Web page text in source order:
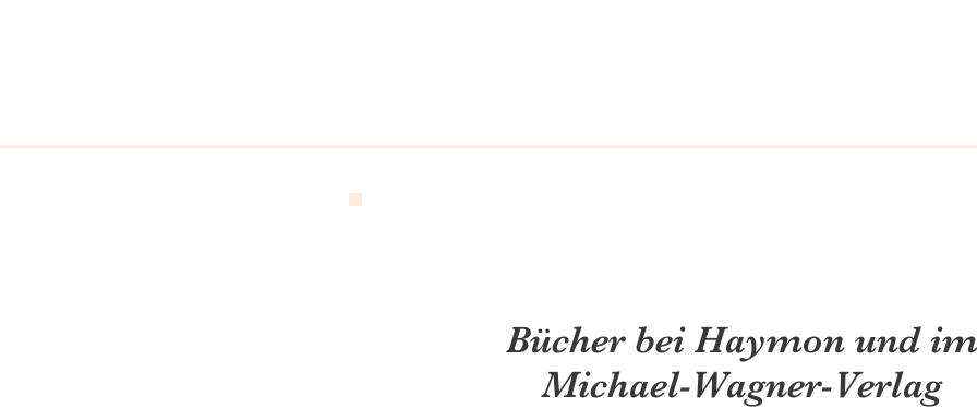
Bücher bei Haymon und im
Michael-Wagner-Verlag